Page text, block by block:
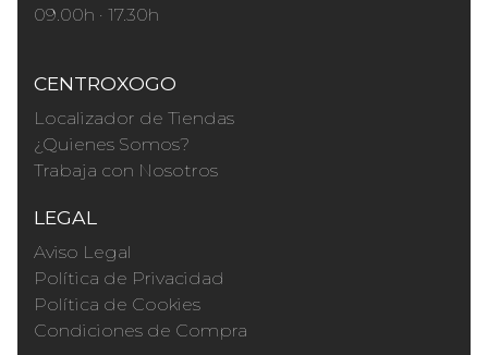
09.00h · 17.30h
CENTROXOGO
Localizador de Tiendas
¿Quienes Somos?
Trabaja con Nosotros
LEGAL
Aviso Legal
Política de Privacidad
Política de Cookies
Condiciones de Compra